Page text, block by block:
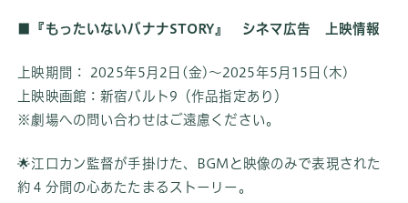
■『もったいないバナナSTORY』 シネマ広告 上映情報
上映期間： 2025年5月2日(金)～2025年5月15日(木)
上映映画館：新宿バルト9（作品指定あり）
※劇場への問い合わせはご遠慮ください。
🌟江口カン監督が手掛けた、BGMと映像のみで表現された
約４分間の心あたたまるストーリー。